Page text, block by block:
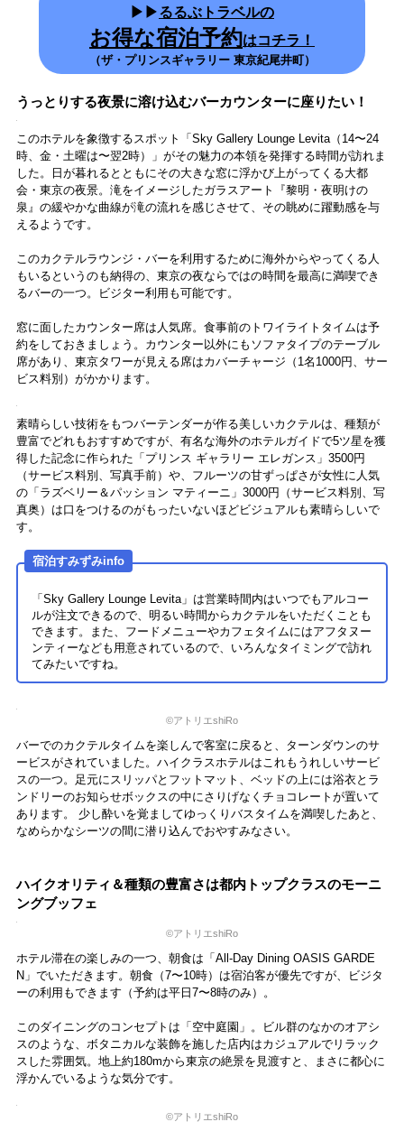
が、何でも手に届きやすく便利な使い心地。鏡は大きく、明るい照明
が左右からしっかり当たって影ができにくいので、お化粧がしやすい
ように考えられています。
Panasonicのマイナスイオンヘアドライアーだけでなくフィンガーアイ
ロンが備え付けなのはポイント高め！ カール＆ストレートアイロン
も貸し出しで用意があるから、持ってこなくてもいいのが助かりま
引き出しにアメニティが収納されています。シェーバーやシャワーキ
ャップなど一般的なアメニティがひと通り揃っていますが、注目すべ
きは歯ブラシとヘアブラシ。歯ブラシは竹製、ヘアブラシは木製にな
っていて、ヘア＆ボディケア製品同様、プラスチックゴミ削減に配慮
しています。
「ザ・プリンスギャラリー 東京紀尾井町」では、「Connect to your F
に取り組んでいるそう。上質で快適な時間を過ごすなかで、自然と地
球環境に配慮した取り組みに関与している、というのは理想的ですよ
ね！
宿泊すみずみinfo
スキンケアセットはメイド イン ジャパンの香水ブランド「SHO
LAYERED」。みずみずしいFRESH PEARの香りもうるおい方も
オルの4種類。毛足の密度が細かく優しい肌触りの今治タオルで、使い
心地のよさは間違いなし。
大判タオルのサイズはブランケットぐらいの大きさがあって、このぜ
部分です。